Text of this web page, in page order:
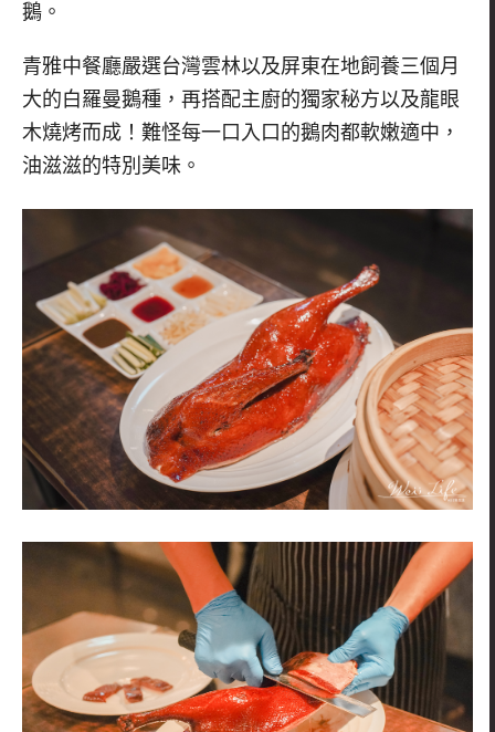
鵝。
青雅中餐廳嚴選台灣雲林以及屏東在地飼養三個月
大的白羅曼鵝種，再搭配主廚的獨家秘方以及龍眼
木燒烤而成！難怪每一口入口的鵝肉都軟嫩適中，
油滋滋的特別美味。